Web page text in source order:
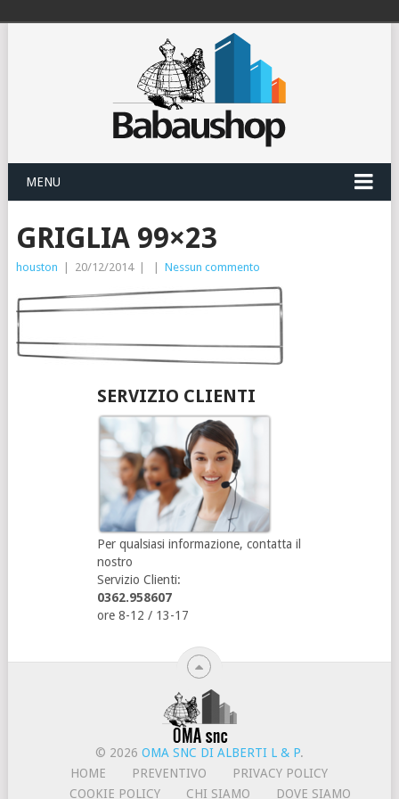
MENU
GRIGLIA 99×23
houston 20/12/2014 Nessun commento
SERVIZIO CLIENTI
Per qualsiasi informazione, contatta il
nostro
Servizio Clienti:
0362.958607
ore 8-12 / 13-17
© 2026 OMA SNC DI ALBERTI L & P.
HOME
PREVENTIVO
PRIVACY POLICY
COOKIE POLICY
CHI SIAMO DOVE SIAMO